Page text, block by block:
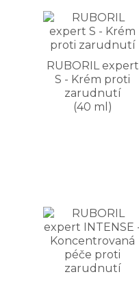
RUBORIL expert
S - Krém proti
zarudnutí
(40 ml)